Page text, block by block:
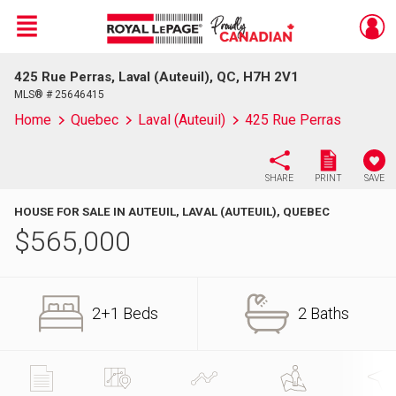
Live
En Direct
Menu
425 Rue Perras, Laval (Auteuil), QC, H7H 2V1
MLS® # 25646415
Home Quebec Laval (Auteuil) 425 Rue Perras
SHARE PRINT SAVE
HOUSE FOR SALE IN AUTEUIL, LAVAL (AUTEUIL), QUEBEC
$565,000
2+1 Beds 2 Baths